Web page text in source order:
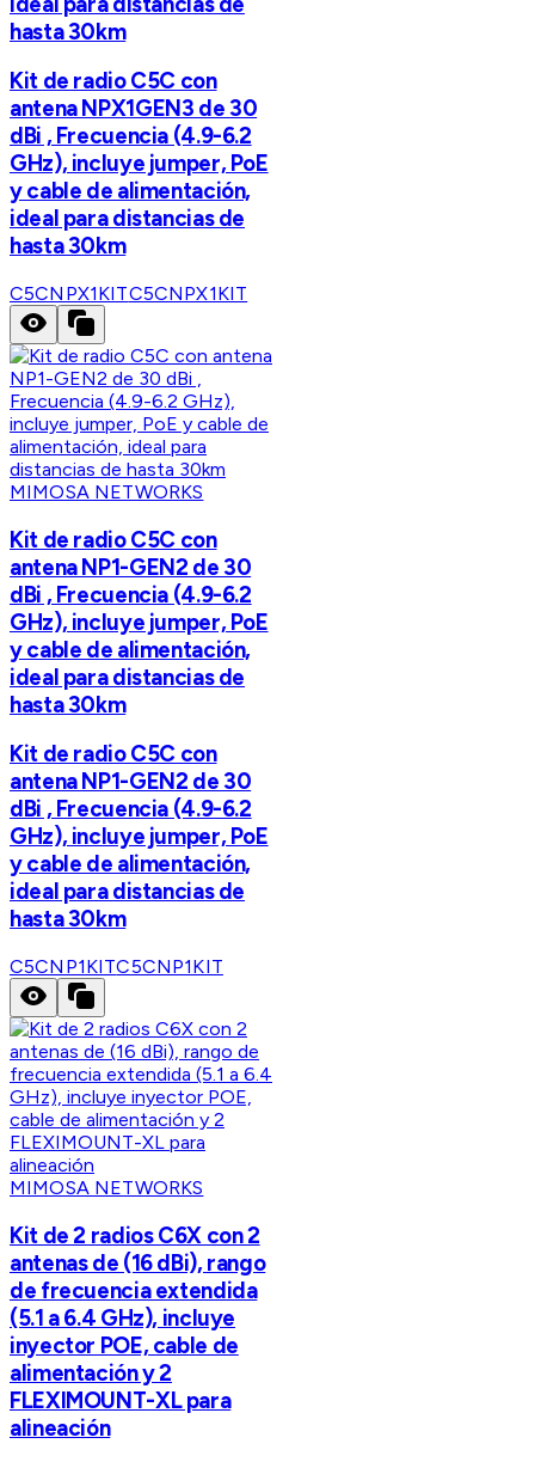
hasta 30km
Kit de radio C5C con
antena NPX1GEN3 de 30
dBi , Frecuencia (4.9-6.2
GHz), incluye jumper, PoE
y cable de alimentación,
ideal para distancias de
hasta 30km
C5CNPX1KITC5CNPX1KIT
MIMOSA NETWORKS
Kit de radio C5C con
antena NP1-GEN2 de 30
dBi , Frecuencia (4.9-6.2
GHz), incluye jumper, PoE
y cable de alimentación,
ideal para distancias de
hasta 30km
Kit de radio C5C con
antena NP1-GEN2 de 30
dBi , Frecuencia (4.9-6.2
GHz), incluye jumper, PoE
y cable de alimentación,
ideal para distancias de
hasta 30km
C5CNP1KITC5CNP1KIT
MIMOSA NETWORKS
Kit de 2 radios C6X con 2
antenas de (16 dBi), rango
de frecuencia extendida
(5.1 a 6.4 GHz), incluye
inyector POE, cable de
alimentación y 2
FLEXIMOUNT-XL para
alineación